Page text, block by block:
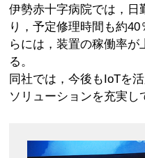
伊勢赤十字病院では，日
り，予定修理時間も約
らには，装置の稼働率
る。
同社では，今後もIoTを
ソリューションを充実し